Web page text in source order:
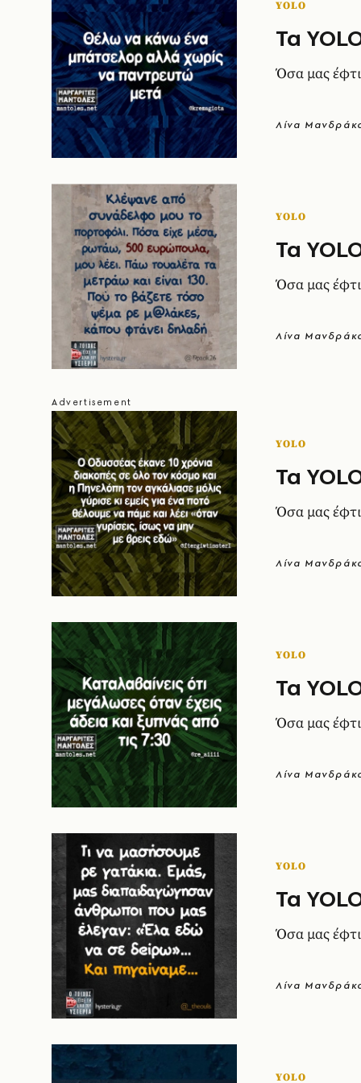
YOLO
Τα
Όσα μας
Λίνα
YOLO
Τα
Όσα μας
Λίνα
YOLO
Τα
Όσα μας
Λίνα
YOLO
Τα
Όσα μας
Λίνα
YOLO
Τα
Όσα μας
Λίνα
YOLO